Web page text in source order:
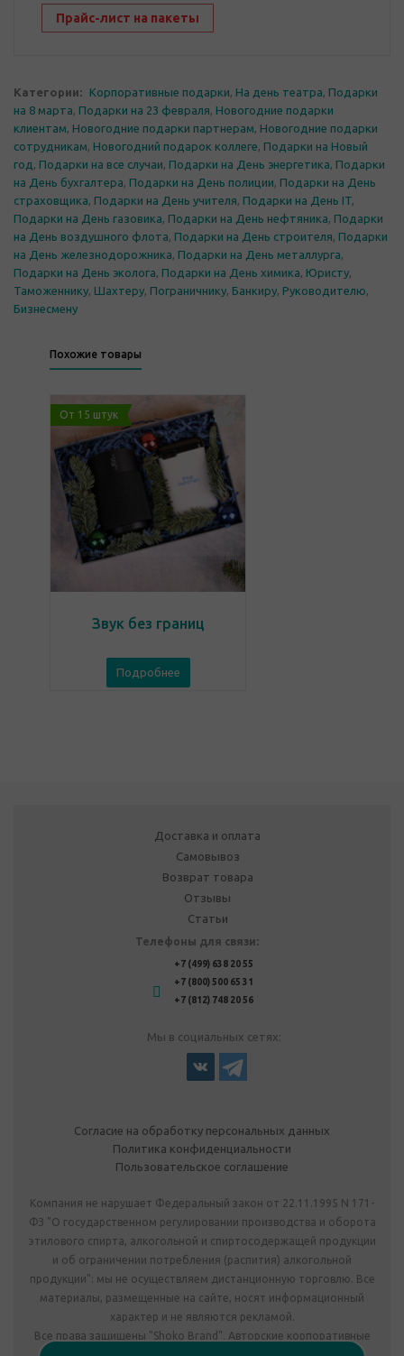
Прайс-лист на пакеты
Категории: Корпоративные подарки, На день театра, Подарки
на 8 марта, Подарки на 23 февраля, Новогодние подарки
клиентам, Новогодние подарки партнерам, Новогодние подарки
сотрудникам, Новогодний подарок коллеге, Подарки на Новый
год , Подарки на все случаи, Подарки на День энергетика, Подарки
на День бухгалтера, Подарки на День полиции, Подарки на День
страховщика, Подарки на День учителя, Подарки на День IT,
Подарки на День газовика, Подарки на День нефтяника, Подарки
на День воздушного флота, Подарки на День строителя, Подарки
на День железнодорожника, Подарки на День металлурга,
Подарки на День эколога, Подарки на День химика, Юристу,
Таможеннику, Шахтеру, Пограничнику, Банкиру, Руководителю,
Бизнесмену
Похожие товары
От 15 штук
Звук без границ
Подробнее
Доставка и оплата
Самовывоз
Возврат товара
Отзывы
Статьи
Телефоны для связи:
+7 (499) 638 20 55
+7 (800) 500 65 31
+7 (812) 748 20 56
Мы в социальных сетях:
Согласие на обработку персональных данных
Политика конфиденциальности
Пользовательское соглашение
Компания не нарушает Федеральный закон от 22.11.1995 N 171-
ФЗ "О государственном регулировании производства и оборота
этилового спирта, алкогольной и спиртосодержащей продукции
и об ограничении потребления (распития) алкогольной
продукции": мы не осуществляем дистанционную торговлю. Все
материалы, размещенные на сайте, носят информационный
характер и не являются рекламой.
Все права защищены "Shoko Brand". Авторские корпоративные